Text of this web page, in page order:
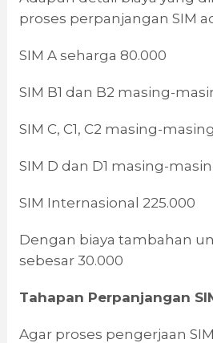
proses perpanjangan SIM
SIM A seharga 80.000
SIM B1 dan B2 masing-
SIM C, C1, C2 masing-
SIM D dan D1 masing-
SIM Internasional 225.000
Dengan biaya tambahan
sebesar 30.000
Tahapan Perpanjangan
Agar proses pengerjaan